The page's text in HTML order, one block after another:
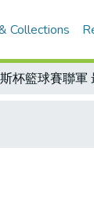
Collections